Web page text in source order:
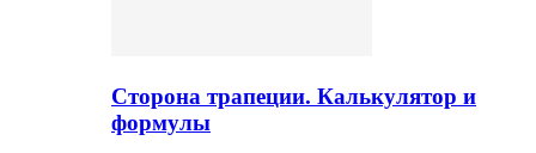
Сторона трапеции. Калькулятор и
формулы